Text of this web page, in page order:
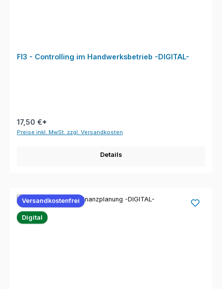
FI3 - Controlling im Handwerksbetrieb -DIGITAL-
17,50 €*
Preise inkl. MwSt. zzgl. Versandkosten
Details
Versandkostenfrei
Digital